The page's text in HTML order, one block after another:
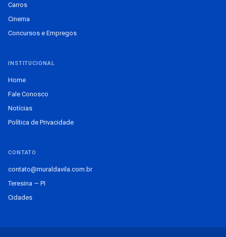
Carros
Cinema
Concursos e Empregos
INSTITUCIONAL
Home
Fale Conosco
Notícias
Política de Privacidade
CONTATO
contato@muraldavila.com.br
Teresina — PI
Cidades